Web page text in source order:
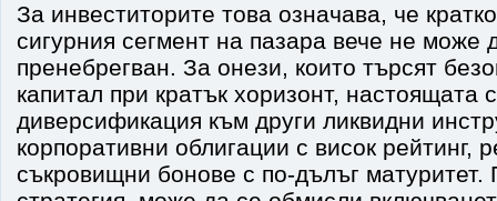
За инвеститорите това означава, че
сигурния сегмент на пазара вече не може
пренебрегван. За онези, които търсят
капитал при кратък хоризонт, настоящата
диверсификация към други ликвидни
корпоративни облигации с висок рейтинг,
съкровищни бонове с по-дълъг матуритет.